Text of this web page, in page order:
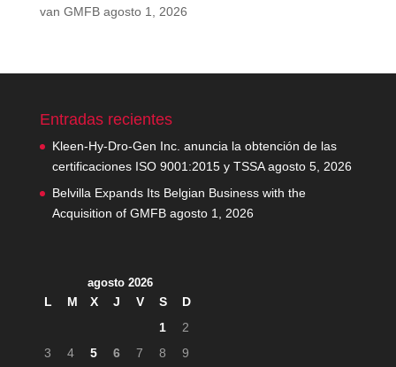
van GMFB agosto 1, 2026
Entradas recientes
Kleen-Hy-Dro-Gen Inc. anuncia la obtención de las
certificaciones ISO 9001:2015 y TSSA agosto 5, 2026
Belvilla Expands Its Belgian Business with the
Acquisition of GMFB agosto 1, 2026
agosto 2026
L M X J V S
D
1
2
3
4 5 6 7 8
9